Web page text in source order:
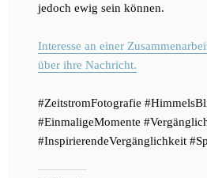
jedoch ewig sein können.
Interesse an einer
über ihre Nachricht.
#ZeitstromFotografie
#EinmaligeMomente
#InspirierendeVergänglichkeit